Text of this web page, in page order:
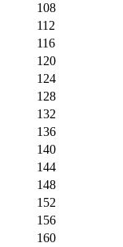
108
112
116
120
124
128
132
136
140
144
148
152
156
160